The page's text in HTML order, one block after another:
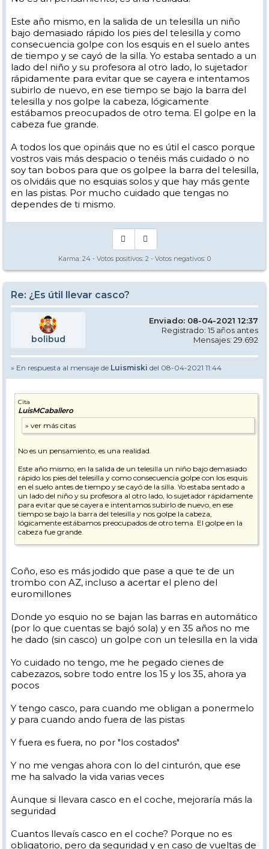
Este año mismo, en la salida de un telesilla un niño
bajo demasiado rápido los pies del telesilla y como
consecuencia golpe con los esquis en el suelo antes
de tiempo y se cayó de la silla. Yo estaba sentado a un
lado del niño y su profesora al otro lado, lo sujetador
rápidamente para evitar que se cayera e intentamos
subirlo de nuevo, en ese tiempo se bajo la barra del
telesilla y nos golpe la cabeza, lógicamente
estábamos preocupados de otro tema. El golpe en la
cabeza fue grande.
A todos los que opináis que no es útil el casco porque
vostros vais más despacio o tenéis más cuidado o no
soy tan bobos para que os golpee la barra del telesilla,
os olvidáis que no esquias solos y que hay más gente
en las pistas. Por mucho cuidado que tengas no
dependes de ti mismo.
Karma: 24 - Votos positivos: 2 - Votos negativos: 0
Re: ¿Es útil llevar casco?
bolibud
Enviado: 08-04-2021 12:37
Registrado: 15 años antes
Mensajes: 29.692
» En respuesta al mensaje de Luismiski del 08-04-2021 11:44
Cita
LuisMCaballero
No es un pensamiento, es una realidad.
Este año mismo, en la salida de un telesilla un niño bajo demasiado
rápido los pies del telesilla y como consecuencia golpe con los esquis
en el suelo antes de tiempo y se cayó de la silla. Yo estaba sentado a
un lado del niño y su profesora al otro lado, lo sujetador rápidamente
para evitar que se cayera e intentamos subirlo de nuevo, en ese
tiempo se bajo la barra del telesilla y nos golpe la cabeza,
lógicamente estábamos preocupados de otro tema. El golpe en la
cabeza fue grande.
la barra del telesilla, os olvidáis que no esquias solos y que hay más
gente en las pistas. Por mucho cuidado que tengas no dependes de ti
mismo.
Coño, eso es más jodido que pase a que te de un
trombo con AZ, incluso a acertar el pleno del
euromillones
Donde yo esquio no se bajan las barras en automático
(por lo que cuentas se bajó sola) y en 35 años no me
he dado (sin casco) un golpe con un telesilla en la vida
Yo cuidado no tengo, me he pegado cienes de
cabezazos, sobre todo entre los 15 y los 35, ahora ya
pocos
Y tengo casco, para cuando me obligan a ponermelo
y para cuando ando fuera de las pistas
Y fuera es fuera, no por "los costados"
Y no me vengas ahora con lo del cinturón, que ese
me ha salvado la vida varias veces
Aunque si llevara casco en el coche, mejoraría más la
seguridad
Cuantos llevaís casco en el coche? Porque no es
obligatorio, pero da seguridad y en caso de vueltas de